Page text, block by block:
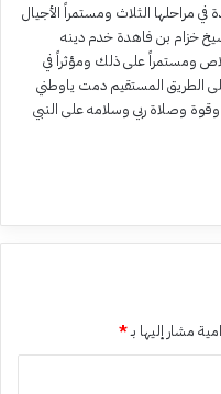
مراحلها الثلاث ومستمراً الأجيال
خزام بن فاهدة خدم دينه
ومستمراً على ذلك ومؤثراً في
الطريق المستقيم دمت ياوطني
وقوة وصلاة ربي وسلامه على النبي
مشار إليها بـ*